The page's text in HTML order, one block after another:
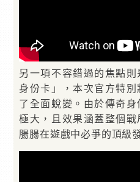
另一項不容錯過的焦點
身份卡」，本次官方特
了全面蛻變。由於傳奇
極大，且效果涵蓋整個
腸腸在遊戲中必爭的頂級